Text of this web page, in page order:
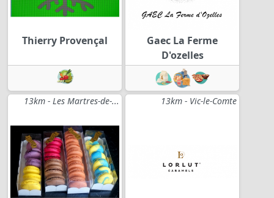
Thierry Provençal
Gaec La Ferme
D'ozelles
13km - Les Martres-de-... 13km - Vic-le-Comte